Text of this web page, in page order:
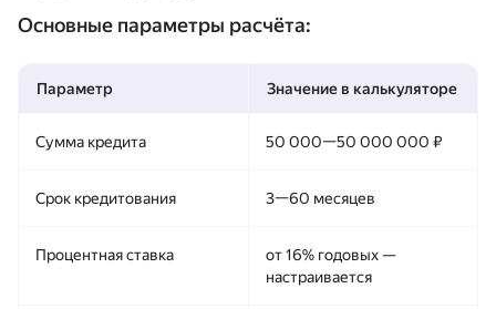
Основные параметры расчёта:
Параметр Значение в калькуляторе
Сумма кредита 50 000—50 000 000 ₽
Срок кредитования 3—60 месяцев
Процентная ставка
от 16% годовых —
настраивается